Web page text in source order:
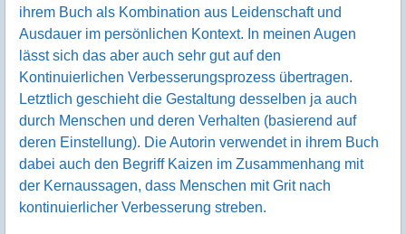
ihrem Buch als Kombination aus Leidenschaft und
Ausdauer im persönlichen Kontext. In meinen Augen
lässt sich das aber auch sehr gut auf den
Kontinuierlichen Verbesserungsprozess übertragen.
Letztlich geschieht die Gestaltung desselben ja auch
durch Menschen und deren Verhalten (basierend auf
deren Einstellung). Die Autorin verwendet in ihrem Buch
dabei auch den Begriff Kaizen im Zusammenhang mit
der Kernaussagen, dass Menschen mit Grit nach
kontinuierlicher Verbesserung streben.